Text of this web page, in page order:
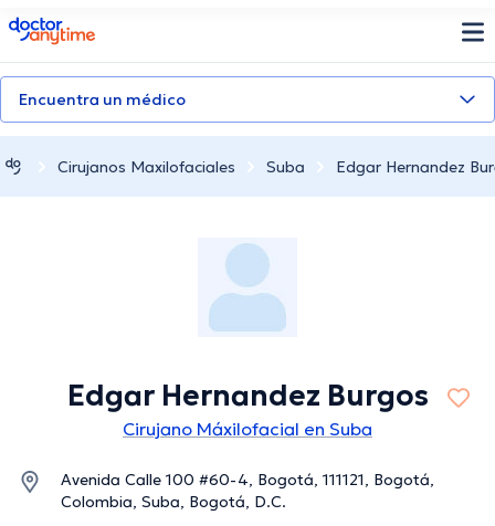
doctoranytime
Encuentra un médico
Cirujanos Maxilofaciales Suba Edgar Hernandez
Edgar Hernandez Burgos
Cirujano Máxilofacial en Suba
Avenida Calle 100 #60-4, Bogotá, 111121, Bogotá,
Colombia, Suba, Bogotá, D.C.